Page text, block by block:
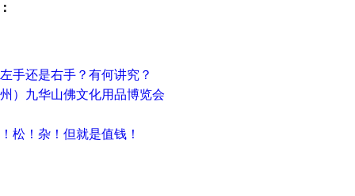
手还是右手？有何讲究？
）九华山佛文化用品博览会
松！杂！但就是值钱！